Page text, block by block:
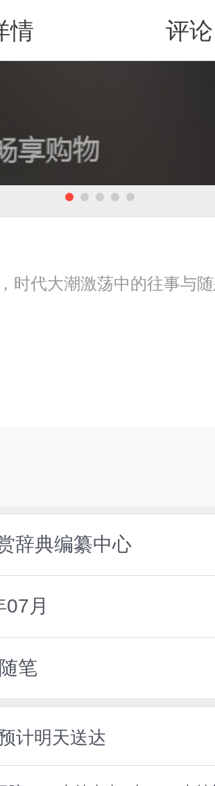
情 评论
时代大潮激荡中的往事与随
辞典编纂中心
月
笔
计明天送达